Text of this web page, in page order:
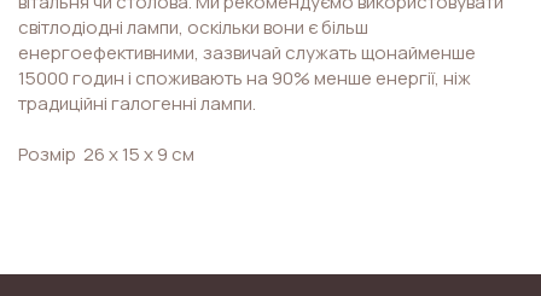
світлодіодні лампи, оскільки вони є більш
енергоефективними, зазвичай служать щонайменше
15000 годин і споживають на 90% менше енергії, ніж
традиційні галогенні лампи.
Розмір 26 х 15 х 9 см